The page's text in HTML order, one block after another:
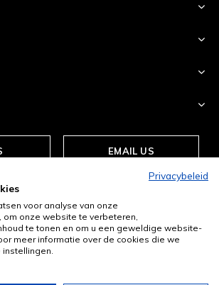
EMAIL US
2026- Theme ByDMWS-RSS-feed
Privacybeleid
voor analyse van onze
onze website te verbeteren,
te tonen en om u een geweldige website-
meer informatie over de cookies die we
instellingen.